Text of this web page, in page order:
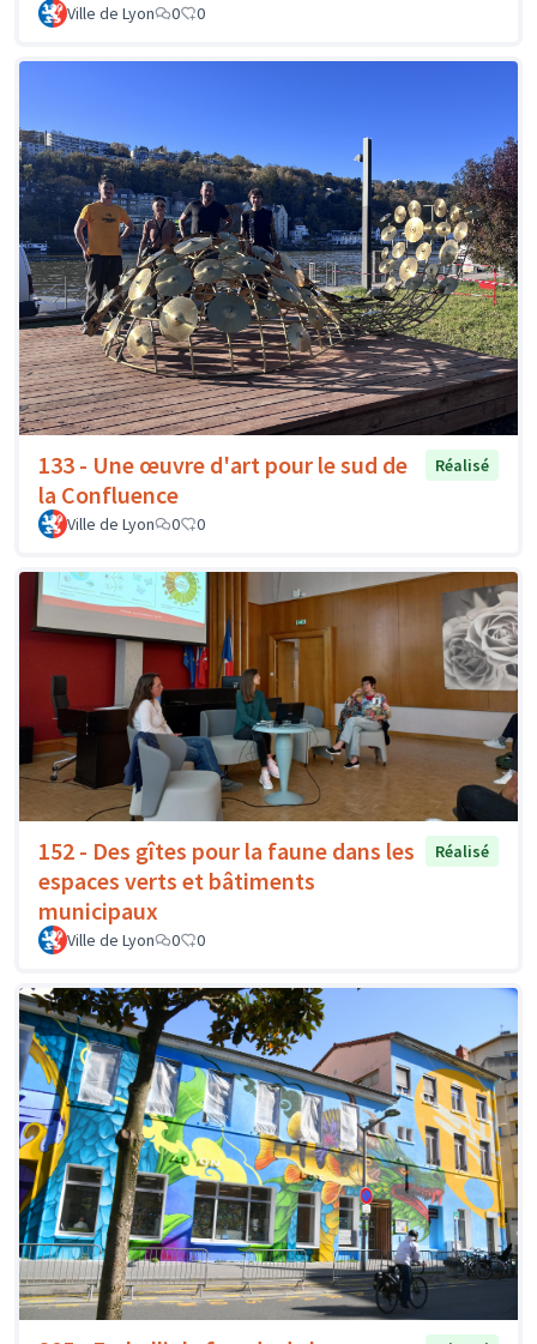
Ville de Lyon 0 0
133 - Une œuvre d'art pour le sud de
la Confluence
Réalisé
Ville de Lyon 0 0
152 - Des gîtes pour la faune dans les
espaces verts et bâtiments
municipaux
Réalisé
Ville de Lyon 0 0